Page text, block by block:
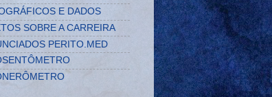
E DADOS
SOBRE A CARREIRA
PERITO.MED